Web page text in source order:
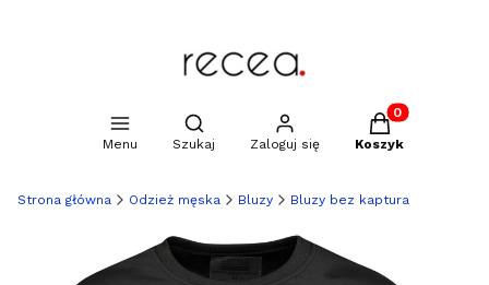
Menu
Otwórz wyszukiwarkę
Szukaj Zaloguj się
Produkty w
Koszyk
Strona główna Odzież męska Bluzy Bluzy bez kaptura